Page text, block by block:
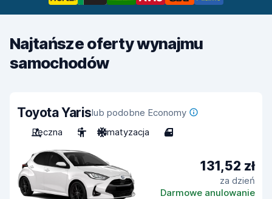
Najtańsze oferty wynajmu
samochodów
Toyota Yarislub podobne Economy
Ręczna
5 Klimatyzacja 4
131,52 zł
za dzień
Darmowe anulowanie